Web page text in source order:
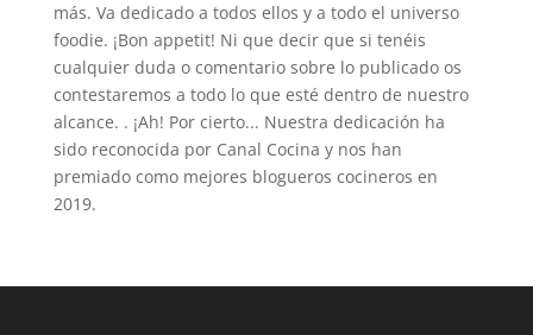
más. Va dedicado a todos ellos y a todo el universo
foodie. ¡Bon appetit! Ni que decir que si tenéis
cualquier duda o comentario sobre lo publicado os
contestaremos a todo lo que esté dentro de nuestro
alcance. . ¡Ah! Por cierto... Nuestra dedicación ha
sido reconocida por Canal Cocina y nos han
premiado como mejores blogueros cocineros en
2019.